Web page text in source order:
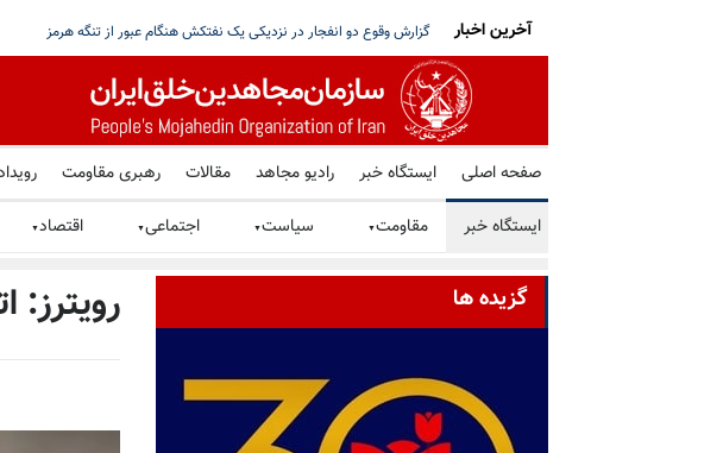
ترامپ: توافق با رژیم ایران را ترجیح می‌دهم، اما تهران هرگز نباید به سلاح بر سر مذاکره با آمریکا و استعفای پزشکیان
آخرین اخبار
صفحه اصلی ایستگاه خبر رادیو مجاهد مقالات رهبری مقاومت
ایستگاه خبر مقاومت▼ سیاست▼ اجتماعی▼ اقتصاد▼
رویترز: گزیده ها